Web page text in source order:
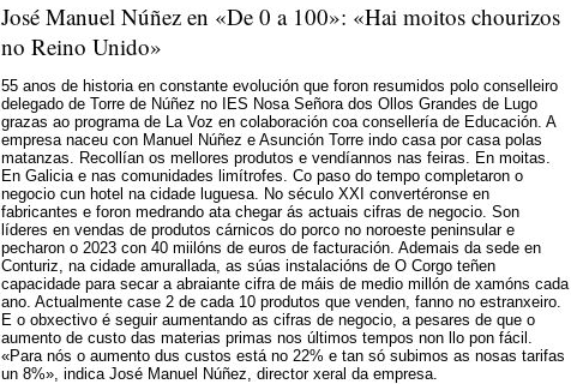
José Manuel Núñez en «De 0 a 100»: «Hai moitos chourizos
no Reino Unido»
55 anos de historia en constante evolución que foron resumidos polo conselleiro
delegado de Torre de Núñez no IES Nosa Señora dos Ollos Grandes de Lugo
grazas ao programa de La Voz en colaboración coa consellería de Educación. A
empresa naceu con Manuel Núñez e Asunción Torre indo casa por casa polas
matanzas. Recollían os mellores produtos e vendíannos nas feiras. En moitas.
En Galicia e nas comunidades limítrofes. Co paso do tempo completaron o
negocio cun hotel na cidade luguesa. No século XXI convertéronse en
fabricantes e foron medrando ata chegar ás actuais cifras de negocio. Son
líderes en vendas de produtos cárnicos do porco no noroeste peninsular e
pecharon o 2023 con 40 miilóns de euros de facturación. Ademais da sede en
Conturiz, na cidade amurallada, as súas instalacións de O Corgo teñen
capacidade para secar a abraiante cifra de máis de medio millón de xamóns cada
ano. Actualmente case 2 de cada 10 produtos que venden, fanno no estranxeiro.
E o obxectivo é seguir aumentando as cifras de negocio, a pesares de que o
aumento de custo das materias primas nos últimos tempos non llo pon fácil.
«Para nós o aumento dus custos está no 22% e tan só subimos as nosas tarifas
un 8%», indica José Manuel Núñez, director xeral da empresa.